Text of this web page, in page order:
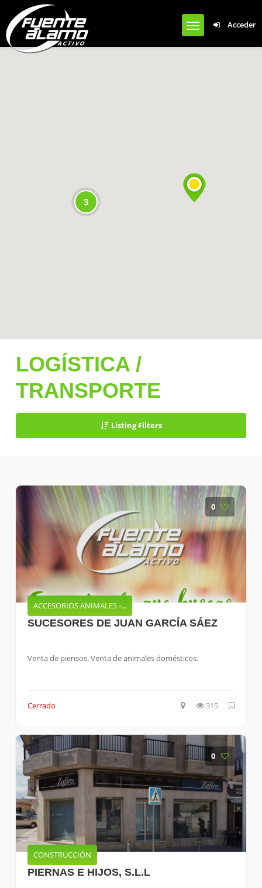
Acceder
3
LOGÍSTICA /
TRANSPORTE
Listing Filters
0
ACCESORIOS ANIMALES -...
SUCESORES DE JUAN GARCÍA SÁEZ
Venta de piensos. Venta de animales domésticos.
Cerrado 315
0
CONSTRUCCIÓN
PIERNAS E HIJOS, S.L.L
Notice: Undefined offset: 0 in
/var/www/clients/client1/web50/web/wp-content/plugins/cardoza-
facebook-like-box/cardoza_facebook_like_box.php